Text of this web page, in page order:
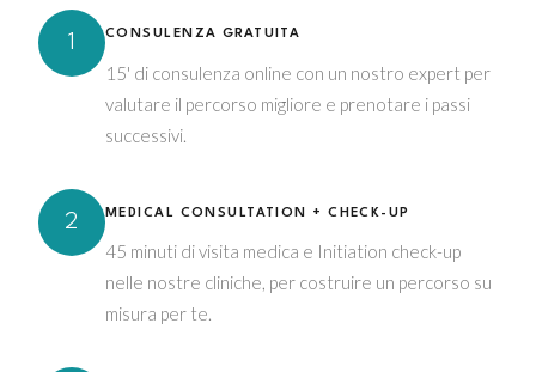
1 CONSULENZA GRATUITA
15' di consulenza online con un nostro expert per
valutare il percorso migliore e prenotare i passi
successivi.
2 MEDICAL CONSULTATION + CHECK-UP
45 minuti di visita medica e Initiation check-up
nelle nostre cliniche, per costruire un percorso su
misura per te.